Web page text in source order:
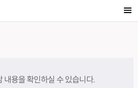
내용을 확인하실 수 있습니다.